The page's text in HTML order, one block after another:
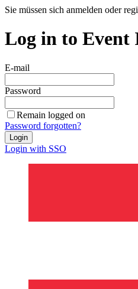
Sie müssen sich anmelden oder
Log in to Event
E-mail
Password
Remain logged on
Password forgotten?
Login
Login with SSO